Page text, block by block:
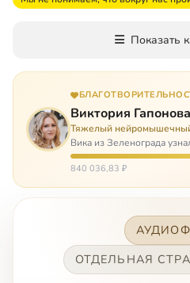
Показать
Виктория Гапонова
Тяжелый
Вика из Зеленограда
будучи в сознательном
привыкать к инвалидной
840 036,83 ₽
ОТДЕЛЬНАЯ